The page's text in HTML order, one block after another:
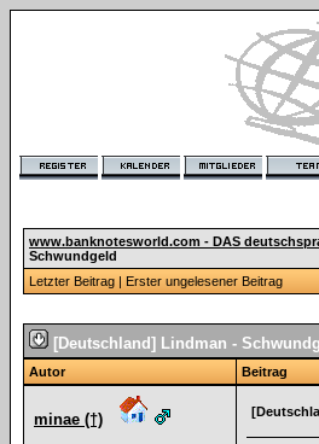
www.banknotesworld.com - DAS
Schwundgeld
Letzter Beitrag | Erster ungelesener Beitrag
[Deutschland] Lindman -
Autor Beitrag
minae (†)